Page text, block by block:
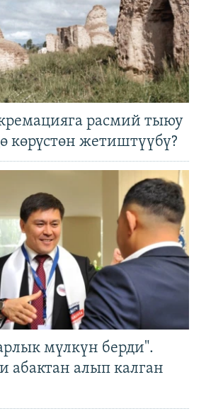
расмий тыюу
көрүстөн жетиштүүбү?
мүлкүн берди".
абактан алып калган